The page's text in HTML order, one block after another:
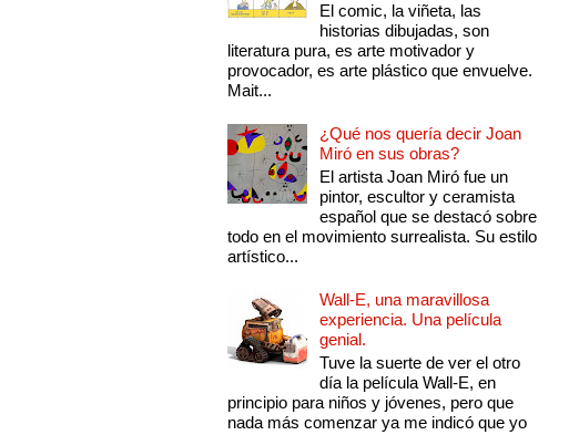
El comic, la viñeta, las
historias dibujadas, son
literatura pura, es arte motivador y
provocador, es arte plástico que envuelve.
Mait...
¿Qué nos quería decir Joan
Miró en sus obras?
El artista Joan Miró fue un
pintor, escultor y ceramista
español que se destacó sobre
todo en el movimiento surrealista. Su estilo
artístico...
Wall-E, una maravillosa
experiencia. Una película
genial.
Tuve la suerte de ver el otro
día la película Wall-E, en
principio para niños y jóvenes, pero que
nada más comenzar ya me indicó que yo